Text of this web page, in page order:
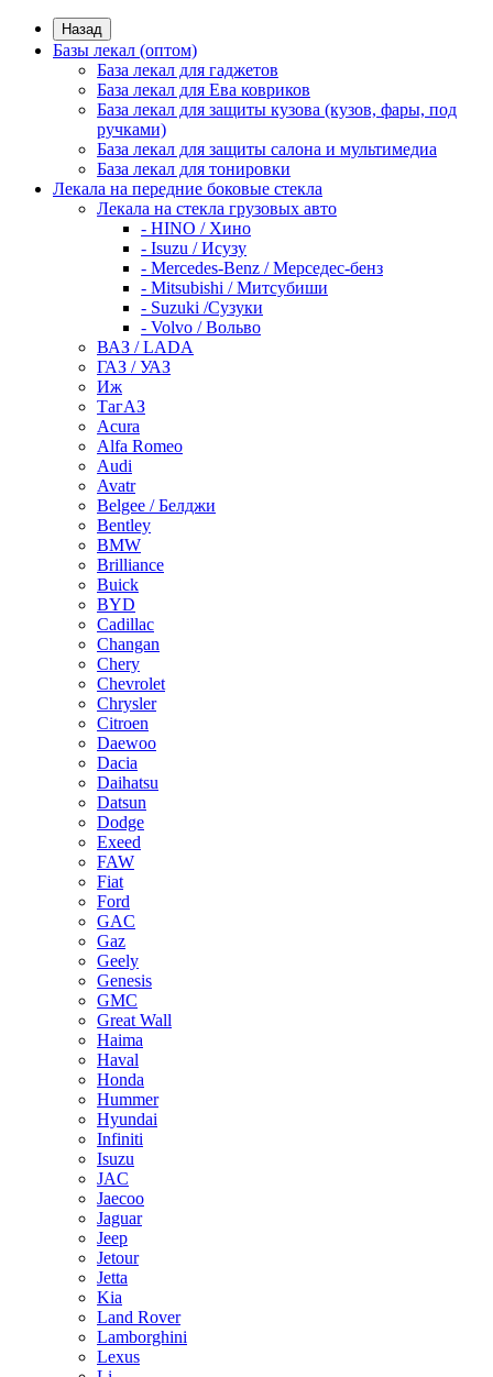
Назад
Базы лекал (оптом)
База лекал для гаджетов
База лекал для Ева ковриков
База лекал для защиты кузова (кузов, фары, под
ручками)
База лекал для защиты салона и мультимедиа
База лекал для тонировки
Лекала на передние боковые стекла
Лекала на стекла грузовых авто
- HINO / Хино
- Isuzu / Исузу
- Mercedes-Benz / Мерседес-бенз
- Mitsubishi / Митсубиши
- Suzuki /Сузуки
- Volvo / Вольво
ВАЗ / LADA
ГАЗ / УАЗ
Иж
ТагАЗ
Acura
Alfa Romeo
Audi
Avatr
Belgee / Белджи
Bentley
BMW
Brilliance
Buick
BYD
Cadillac
Changan
Chery
Chevrolet
Chrysler
Citroen
Daewoo
Dacia
Daihatsu
Datsun
Dodge
Exeed
FAW
Fiat
Ford
GAC
Gaz
Geely
Genesis
GMC
Great Wall
Haima
Haval
Honda
Hummer
Hyundai
Infiniti
Isuzu
JAC
Jaecoo
Jaguar
Jeep
Jetour
Jetta
Kia
Land Rover
Lamborghini
Lexus